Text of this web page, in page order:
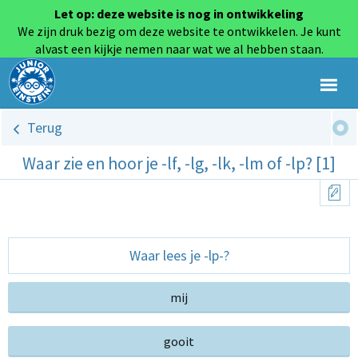
Let op: deze website is nog in ontwikkeling
We zijn druk bezig om deze website te ontwikkelen. Je kunt
alvast een kijkje nemen naar wat we al hebben staan.
Terug
Waar zie en hoor je -lf, -lg, -lk, -lm of -lp? [1]
Waar lees je -lp-?
mij
gooit